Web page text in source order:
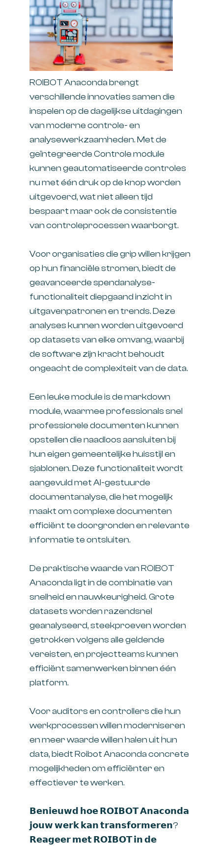
ROIBOT Anaconda brengt
verschillende innovaties samen die
inspelen op de dagelijkse uitdagingen
van moderne controle- en
analysewerkzaamheden. Met de
geïntegreerde Controle module
kunnen geautomatiseerde controles
nu met één druk op de knop worden
uitgevoerd, wat niet alleen tijd
bespaart maar ook de consistentie
van controleprocessen waarborgt.
Voor organisaties die grip willen krijgen
op hun financiële stromen, biedt de
geavanceerde spendanalyse-
functionaliteit diepgaand inzicht in
uitgavenpatronen en trends. Deze
analyses kunnen worden uitgevoerd
op datasets van elke omvang, waarbij
de software zijn kracht behoudt
ongeacht de complexiteit van de data.
Een leuke module is de markdown
module, waarmee professionals snel
professionele documenten kunnen
opstellen die naadloos aansluiten bij
hun eigen gemeentelijke huisstijl en
sjablonen. Deze functionaliteit wordt
aangevuld met AI-gestuurde
documentanalyse, die het mogelijk
maakt om complexe documenten
efficiënt te doorgronden en relevante
informatie te ontsluiten.
De praktische waarde van ROIBOT
Anaconda ligt in de combinatie van
snelheid en nauwkeurigheid. Grote
datasets worden razendsnel
geanalyseerd, steekproeven worden
getrokken volgens alle geldende
vereisten, en projectteams kunnen
efficiënt samenwerken binnen één
platform.
Voor auditors en controllers die hun
werkprocessen willen moderniseren
en meer waarde willen halen uit hun
data, biedt Roibot Anaconda concrete
mogelijkheden om efficiënter en
effectiever te werken.
𝗕𝗲𝗻𝗶𝗲𝘂𝘄𝗱 𝗵𝗼𝗲 𝗥𝗢𝗜𝗕𝗢𝗧 𝗔𝗻𝗮𝗰𝗼𝗻𝗱𝗮
𝗷𝗼𝘂𝘄 𝘄𝗲𝗿𝗸 𝗸𝗮𝗻 𝘁𝗿𝗮𝗻𝘀𝗳𝗼𝗿𝗺𝗲𝗿𝗲𝗻?
𝗥𝗲𝗮𝗴𝗲𝗲𝗿 𝗺𝗲𝘁 𝗥𝗢𝗜𝗕𝗢𝗧 𝗶𝗻 𝗱𝗲